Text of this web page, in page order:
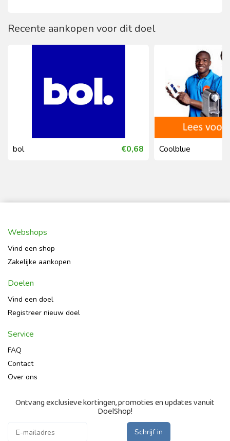
Recente aankopen voor dit doel
bol €0,68 Coolblue
Webshops
Vind een shop
Zakelijke aankopen
Doelen
Vind een doel
Registreer nieuw doel
Service
FAQ
Contact
Over ons
Ontvang exclusieve kortingen, promoties en updates vanuit
DoelShop!
Schrijf in